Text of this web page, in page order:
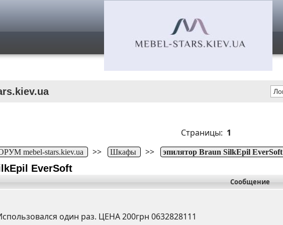
Страницы: 1
mebel-stars.kiev.ua >> Шкафы >> эпилятор Braun SilkEpil EverSoft
EverSoft
Сообщение
один раз. ЦЕНА 200грн 0632828111